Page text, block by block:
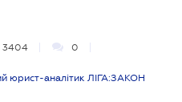
3404 0
юрист-аналітик ЛІГА:ЗАКОН